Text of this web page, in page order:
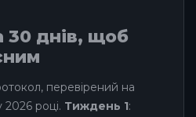
30 днів, щоб
перевірений на
2026 році. Тиждень 1: